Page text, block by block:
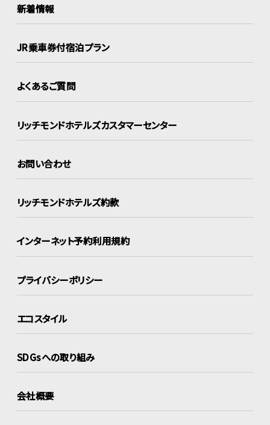
新着情報
JR乗車券付宿泊プラン
よくあるご質問
リッチモンドホテルズカスタマーセンター
お問い合わせ
リッチモンドホテルズ約款
インターネット予約利用規約
プライバシーポリシー
エコスタイル
SDGsへの取り組み
会社概要